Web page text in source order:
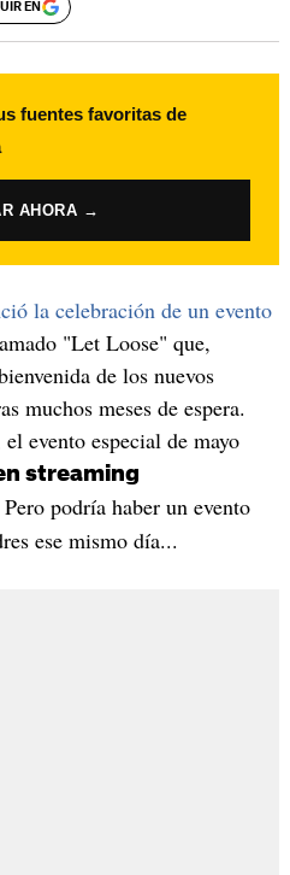
EN
fuentes favoritas de
AHORA →
la celebración de un evento
"Let Loose" que,
de los nuevos
muchos meses de espera.
evento especial de mayo
streaming
podría haber un evento
ese mismo día...